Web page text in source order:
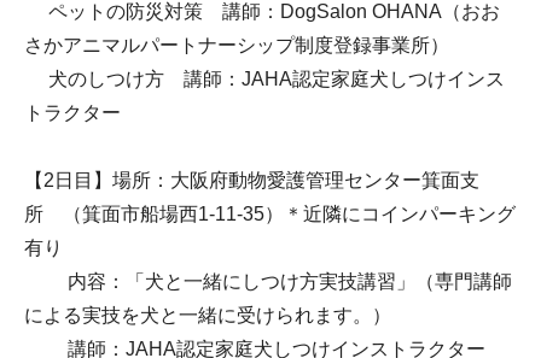
ペットの防災対策 講師：DogSalon OHANA（おお
さかアニマルパートナーシップ制度登録事業所）
犬のしつけ方 講師：JAHA認定家庭犬しつけインス
トラクター
【2日目】場所：大阪府動物愛護管理センター箕面支
所 （箕面市船場西1-11-35）＊近隣にコインパーキング
有り
内容：「犬と一緒にしつけ方実技講習」（専門講師
による実技を犬と一緒に受けられます。）
講師：JAHA認定家庭犬しつけインストラクター